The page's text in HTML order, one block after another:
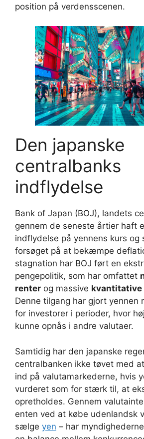
position på verdensscenen.
Den japanske
centralbanks
indflydelse
Bank of Japan (BOJ), landets
gennem de seneste årtier haft
indflydelse på yennens kurs og
forsøget på at bekæmpe
stagnation har BOJ ført en
pengepolitik, som har omfattet
renter og massive kvantitative
Denne tilgang har gjort yennen
for investorer i perioder, hvor
kunne opnås i andre valutaer.
Samtidig har den japanske
centralbanken ikke tøvet med
ind på valutamarkederne, hvis
vurderet som for stærk til, at
opretholdes. Gennem
enten ved at købe udenlandsk
sælge yen – har